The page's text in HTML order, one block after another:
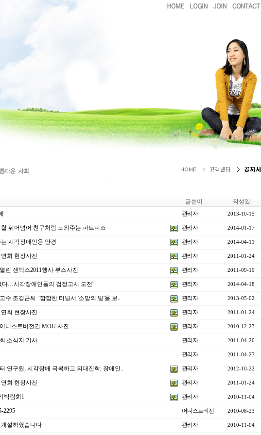
글쓴이 작성일
관리자 2013-10-15
뛰어넘어 친구처럼 도와주는 파트너죠 관리자 2014-01-17
시각장애인용 안경 관리자 2014-04-11
회 현장사진 관리자 2011-01-24
린 센덱스2011행사 부스사진 관리자 2011-09-19
다…시각장애인들의 검정고시 도전' 관리자 2014-04-18
수 조경곤씨 "깜깜한 터널서 '소망의 빛'을 보.. 관리자 2013-05-02
회 현장사진 관리자 2011-01-24
니스트비전간 MOU 사진 관리자 2010-12-23
소식지 기사 관리자 2011-04-20
관리자 2011-04-27
연구원, 시각장애 극복하고 의대진학, 장애인.. 관리자 2012-10-22
회 현장사진 관리자 2011-01-24
박람회1 관리자 2010-11-04
2295 어니스트비전 2010-08-23
설하였습니다 관리자 2010-11-04